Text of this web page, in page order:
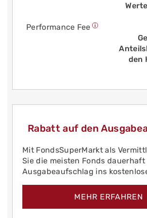
Performance Fee
den
Rabatt auf den
Mit FondsSuperMarkt als
Sie die meisten Fonds dauerhaft
Ausgabeaufschlag ins
MEHR ERFAHREN